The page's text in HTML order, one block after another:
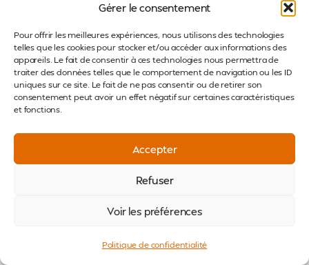
Gérer le consentement
Pour offrir les meilleures expériences, nous utilisons des technologies
telles que les cookies pour stocker et/ou accéder aux informations des
appareils. Le fait de consentir à ces technologies nous permettra de
traiter des données telles que le comportement de navigation ou les ID
uniques sur ce site. Le fait de ne pas consentir ou de retirer son
consentement peut avoir un effet négatif sur certaines caractéristiques
et fonctions.
Accepter
Refuser
Voir les préférences
Politique de confidentialité
En cas de non-respect de ses engagements par le
client, CASTEL CONCEPT pourra, si bon lui semble,
résoudre le contrat, sans autre mise en demeure
que celle qui pourrait être prévue pour la déchéance
du terme ou la reprise des marchandises.
Il pourra en outre solliciter l’allocation de
redevable, au minimum, d’une pénalité égale à 15 %